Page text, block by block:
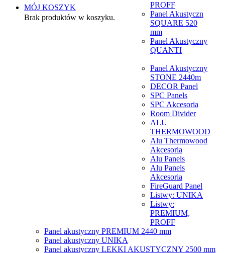
MÓJ KOSZYK
Brak produktów w koszyku.
PROFF
Panel Akustyczn
SQUARE 520
mm
Panel Akustyczny
QUANTI
Panel Akustyczny
STONE 2440m
DECOR Panel
SPC Panels
SPC Akcesoria
Room Divider
ALU
THERMOWOOD
Alu Thermowood
Akcesoria
Alu Panels
Alu Panels
Akcesoria
FireGuard Panel
Listwy: UNIKA
Listwy:
PREMIUM,
PROFF
Panel akustyczny PREMIUM 2440 mm
Panel akustyczny UNIKA
Panel akustyczny LEKKI AKUSTYCZNY 2500 mm